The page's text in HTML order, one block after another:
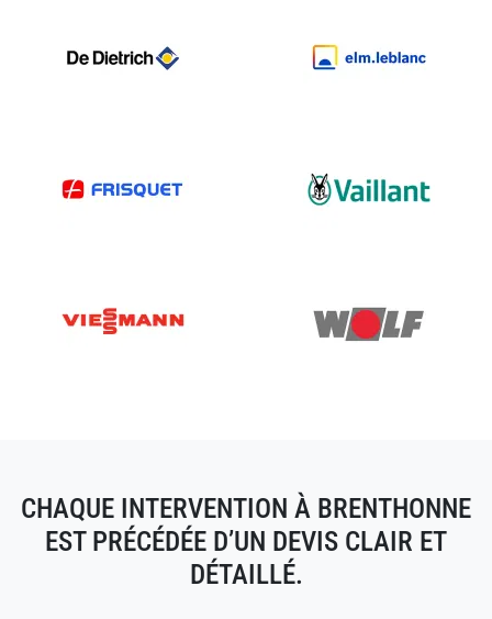
CHAQUE INTERVENTION À BRENTHONNE
EST PRÉCÉDÉE D’UN DEVIS CLAIR ET
DÉTAILLÉ.